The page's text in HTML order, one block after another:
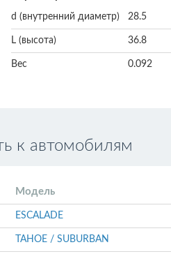
d (внутренний диаметр) 28.5
L (высота) 36.8
Вес 0.092
к автомобилям
Модель
ESCALADE
TAHOE / SUBURBAN